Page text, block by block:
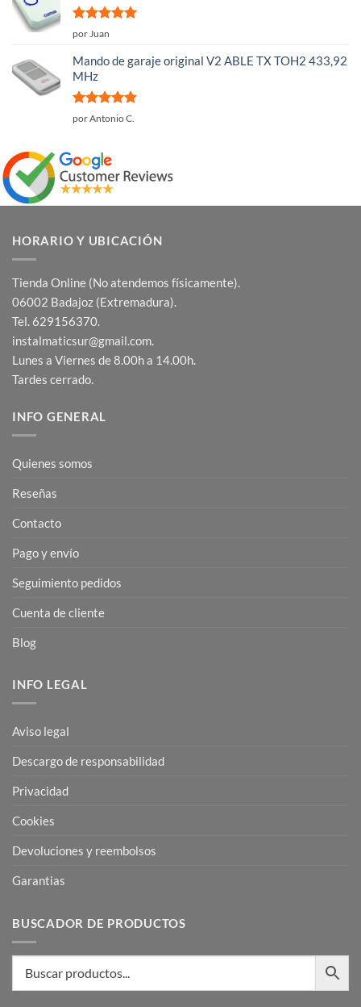
Valorado
por Juan
Mando de garaje original V2 ABLE TX TOH2 433,92
MHz
Valorado
por Antonio C.
HORARIO Y UBICACIÓN
Tienda Online (No atendemos físicamente).
06002 Badajoz (Extremadura).
Tel. 629156370.
instalmaticsur@gmail.com.
Lunes a Viernes de 8.00h a 14.00h.
Tardes cerrado.
INFO GENERAL
Quienes somos
Reseñas
Contacto
Pago y envío
Seguimiento pedidos
Cuenta de cliente
Blog
INFO LEGAL
Aviso legal
Descargo de responsabilidad
Privacidad
Cookies
Devoluciones y reembolsos
Garantias
BUSCADOR DE PRODUCTOS